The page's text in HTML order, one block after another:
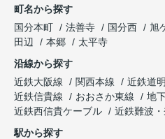
町名から探す
国分本町
法善寺 国分西 旭
田辺
本郷
太平寺
沿線から探す
近鉄大阪線
関西本線 近鉄道
近鉄信貴線
おおさか東線 地
近鉄西信貴ケーブル
近鉄難波
駅から探す